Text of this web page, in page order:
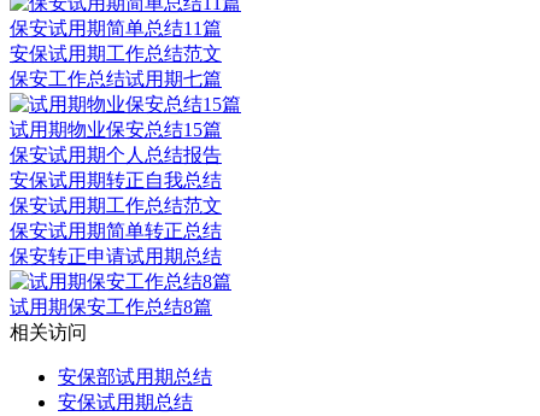
保安试用期简单总结11篇
安保试用期工作总结范文
保安工作总结试用期七篇
试用期物业保安总结15篇
保安试用期个人总结报告
安保试用期转正自我总结
保安试用期工作总结范文
保安试用期简单转正总结
保安转正申请试用期总结
试用期保安工作总结8篇
相关访问
安保部试用期总结
安保试用期总结